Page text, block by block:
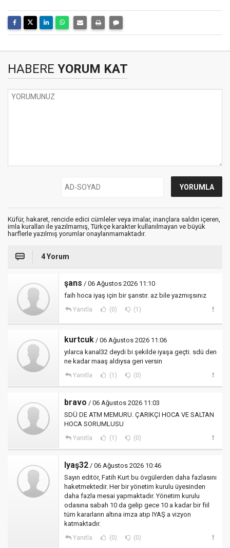
HABERE YORUM KAT
Küfür, hakaret, rencide edici cümleler veya imalar, inançlara saldırı içeren,
imla kuralları ile yazılmamış, Türkçe karakter kullanılmayan ve büyük
harflerle yazılmış yorumlar onaylanmamaktadır.
4 Yorum
şans / 06 Ağustos 2026 11:10
faih hoca iyaş için bir şanstır. az bile yazmışsınız
Yanıtla (0) (1)
kurtcuk / 06 Ağustos 2026 11:06
yılarca kanal32 deydi bi şekilde iyaşa geçti. sdü den
ne kadar maaş aldıysa geri versin
Yanıtla (1) (0)
bravo / 06 Ağustos 2026 11:03
SDÜ DE ATM MEMURU. ÇARIKÇI HOCA VE SALTAN
HOCA SORUMLUSU
Yanıtla (1) (0)
Iyaş32 / 06 Ağustos 2026 10:46
Sayın editör, Fatih Kurt bu övgülerden daha fazlasını
haketmektedir. Her bir yönetim kurulu üyesinden
daha fazla mesai yapmaktadır. Yönetim kurulu
odasına sabah 10 da gelip gece 10 a kadar bir fiil
tüm kararların altına imza atıp IYAŞ a vizyon
katmaktadır.
Yanıtla (0) (0)